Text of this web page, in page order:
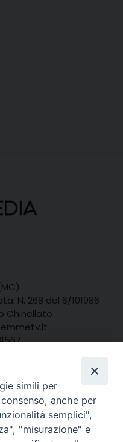
N. 268 del 6/101986
Chinellato
simili per
anche per
semplici",
"misurazione" e